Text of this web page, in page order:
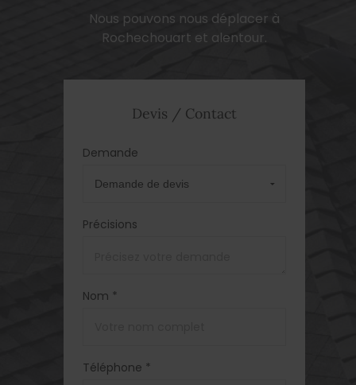
Nous pouvons nous déplacer à
Rochechouart et alentour.
Devis / Contact
Demande
Précisions
Nom *
Téléphone *